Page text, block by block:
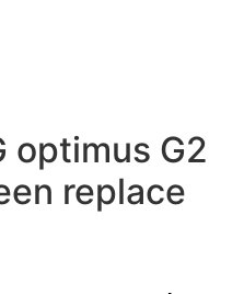
optimus G2
replace